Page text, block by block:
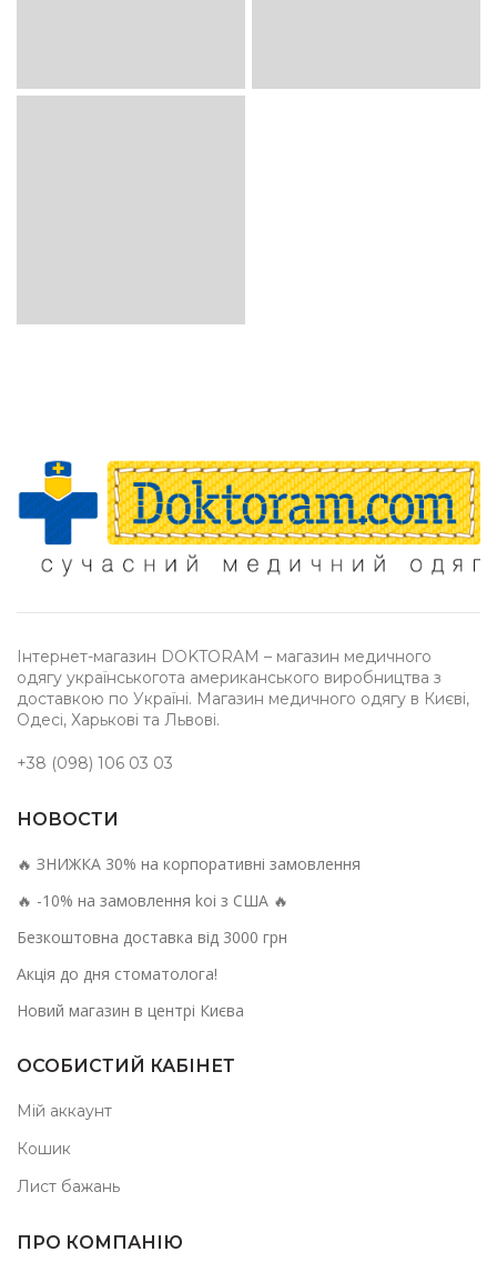
Інтернет-магазин DOKTORAM – магазин медичного
одягу українськогота американського виробництва з
доставкою по Україні. Магазин медичного одягу в Києві,
Одесі, Харькові та Львові.
+38 (098) 106 03 03
НОВОСТИ
🔥 ЗНИЖКА 30% на корпоративні замовлення
🔥 -10% на замовлення koi з США 🔥
Безкоштовна доставка від 3000 грн
Акція до дня стоматолога!
Новий магазин в центрі Києва
ОСОБИСТИЙ КАБІНЕТ
Мій аккаунт
Кошик
Лист бажань
ПРО КОМПАНІЮ